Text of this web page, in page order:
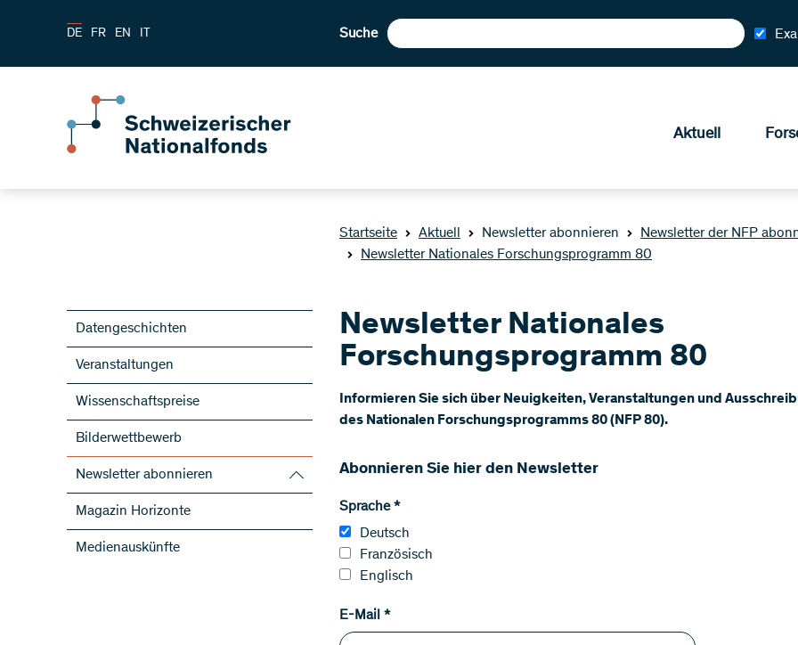
DE FR EN IT Suche
Aktuell
Startseite Aktuell Newsletter abonnieren
Newsletter der NFP
Newsletter Nationales Forschungsprogramm 80
Datengeschichten
Veranstaltungen
Wissenschaftspreise
Bilderwettbewerb
Newsletter abonnieren
SNF-Newsletter abonnieren
Newsletter der NFP abonnieren
ScienceGeist
Magazin Horizonte
Medienauskünfte
Newsletter Nationales
Forschungsprogramm 80
​Informieren Sie sich über Neuigkeiten, Veranstaltungen und
des Nationalen Forschungsprogramms 80 (NFP 80).
Abonnieren Sie hier den Newsletter
Sprache*
Deutsch
Französisch
Englisch
E-Mail *